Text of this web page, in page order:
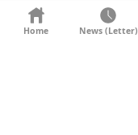
KONTAKT
Home News (Letter)